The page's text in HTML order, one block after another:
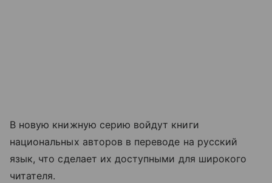
В новую книжную серию войдут книги
национальных авторов в переводе на русский
язык, что сделает их доступными для широкого
читателя.